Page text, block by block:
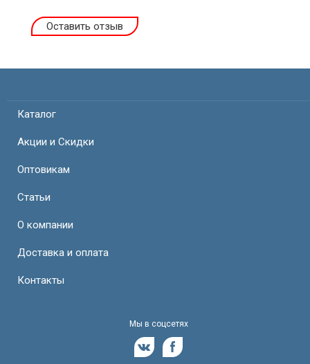
Оставить отзыв
Каталог
Акции и Скидки
Оптовикам
Статьи
О компании
Доставка и оплата
Контакты
Мы в соцсетях